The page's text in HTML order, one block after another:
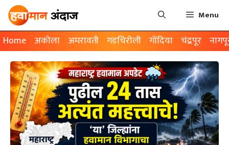
Menu
Home अकोला अमरावती गडचिरोली गोंदिया चंद्रपूर